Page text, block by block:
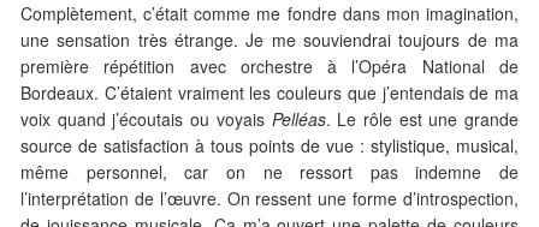
Complètement, c’était comme me fondre dans mon imagination,
une sensation très étrange. Je me souviendrai toujours de ma
première répétition avec orchestre à l’Opéra National de
Bordeaux. C’étaient vraiment les couleurs que j’entendais de ma
voix quand j’écoutais ou voyais Pelléas. Le rôle est une grande
source de satisfaction à tous points de vue : stylistique, musical,
même personnel, car on ne ressort pas indemne de
l’interprétation de l’œuvre. On ressent une forme d’introspection,